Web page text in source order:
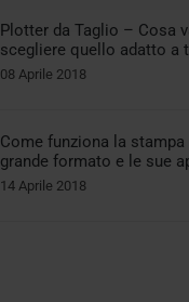
Plotter da Taglio – Cosa
scegliere quello adatto a
08 Aprile 2018
Come funziona la
grande formato e le sue
14 Aprile 2018